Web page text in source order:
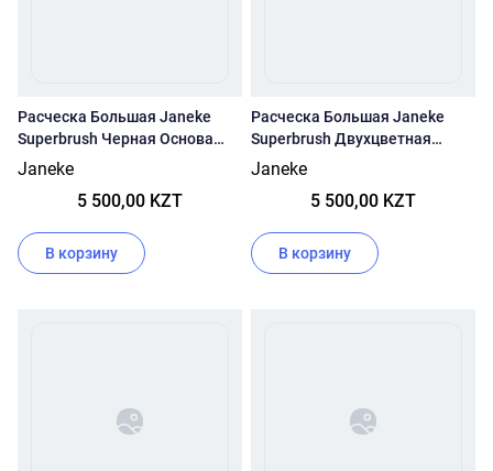
Расческа Большая Janeke
Superbrush Черная Основа
71sp226 (Tse - Черный/
Janeke
5 500,00 KZT
В корзину
Расческа Большая Janeke
Superbrush Двухцветная
Sp226bia (Tse- Белый/Синий)
Janeke
5 500,00 KZT
В корзину